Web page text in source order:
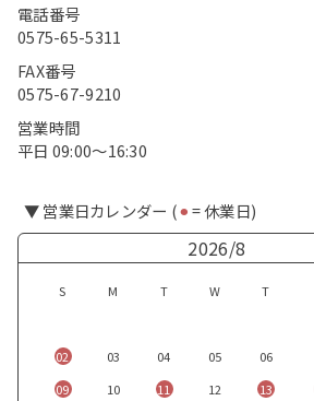
電話番号
0575-65-5311
FAX番号
0575-67-9210
営業時間
平日 09:00〜16:30
▼ 営業日カレンダー (⚫︎= 休業日)
2026/8
S M T W T
02
03 04 05 06
09
10 11 12 13